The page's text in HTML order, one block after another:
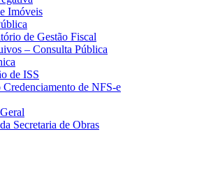
Imóveis
de Gestão Fiscal
– Consulta Pública
de ISS
Credenciamento de NFS-e
Secretaria de Obras